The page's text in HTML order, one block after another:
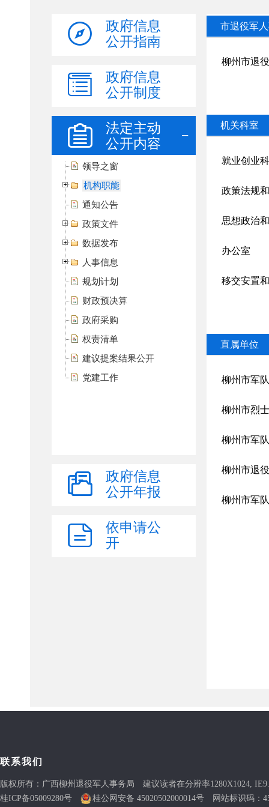
政府信息
公开指南
政府信息
公开制度
法定主动
公开内容
领导之窗
机构职能
通知公告
政策文件
数据发布
人事信息
规划计划
财政预决算
政府采购
权责清单
建议提案结果公开
党建工作
政府信息
公开年报
依申请公
开
联系我们
版权所有：广西柳州退役军人事务局 建议读者在分辨率1280X1024,
桂ICP备05009280号
桂公网安备 45020502000014号 网站标识码：